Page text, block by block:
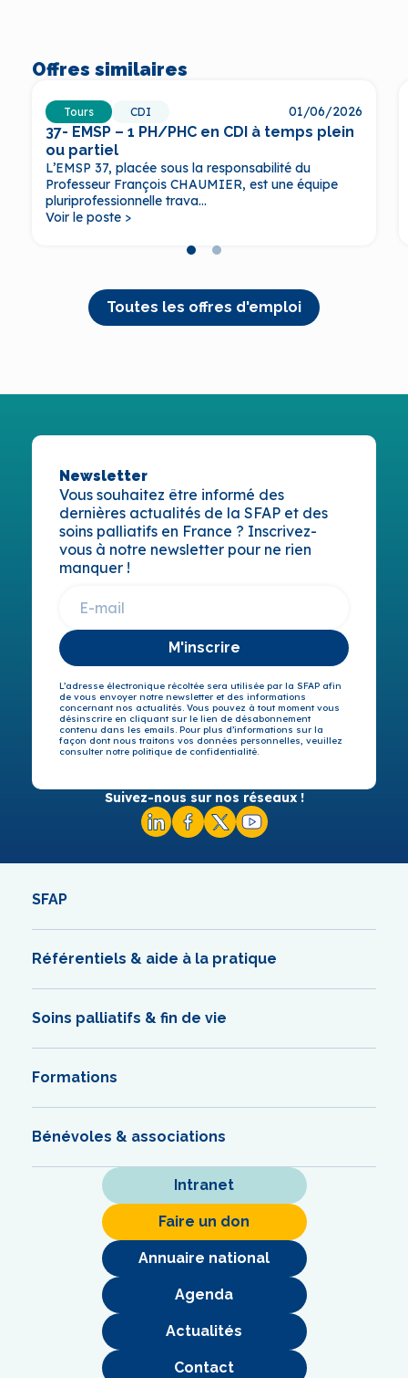
Offres similaires
Tours CDI 01/06/2026
37- EMSP – 1 PH/PHC en CDI à temps plein
ou partiel
L’EMSP 37, placée sous la responsabilité du
Professeur François CHAUMIER, est une équipe
pluriprofessionnelle trava...
Voir le poste >
Toutes les offres d'emploi
Newsletter
Vous souhaitez être informé des
dernières actualités de la SFAP et des
soins palliatifs en France ? Inscrivez-
vous à notre newsletter pour ne rien
manquer !
M'inscrire
L’adresse électronique récoltée sera utilisée par la SFAP afin
de vous envoyer notre newsletter et des informations
concernant nos actualités. Vous pouvez à tout moment vous
désinscrire en cliquant sur le lien de désabonnement
contenu dans les emails. Pour plus d’informations sur la
façon dont nous traitons vos données personnelles, veuillez
consulter notre politique de confidentialité.
Suivez-nous sur nos réseaux !
SFAP
Référentiels & aide à la pratique
Soins palliatifs & fin de vie
Formations
Bénévoles & associations
Intranet
Faire un don
Annuaire national
Agenda
Actualités
Contact